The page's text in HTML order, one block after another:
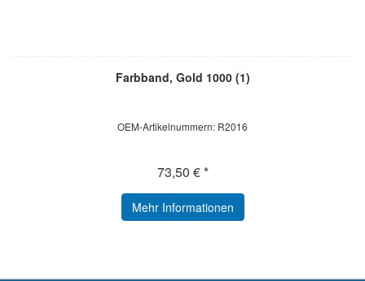
Farbband, Gold 1000 (1)
OEM-Artikelnummern: R2016
73,50 € *
Mehr Informationen